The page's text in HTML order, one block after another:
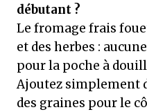
débutant ?
Le fromage frais
et des herbes :
pour la poche à
Ajoutez simplement
des graines pour le